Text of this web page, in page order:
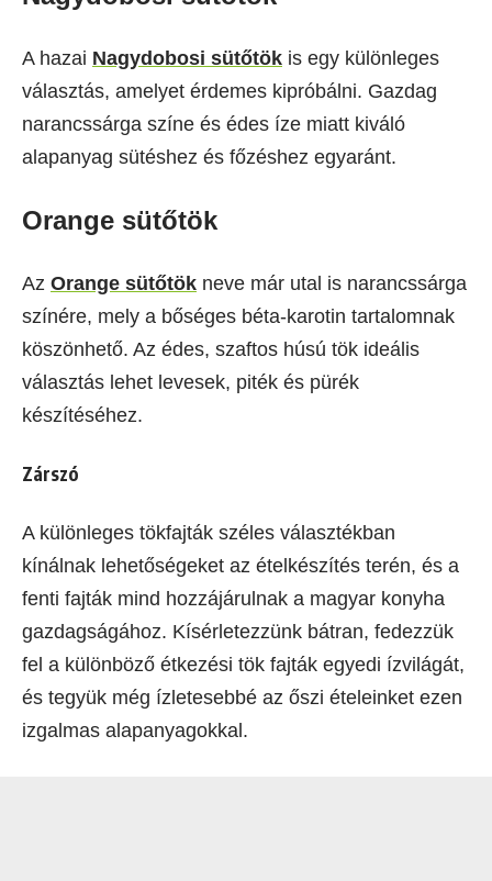
A hazai Nagydobosi sütőtök is egy különleges
választás, amelyet érdemes kipróbálni. Gazdag
narancssárga színe és édes íze miatt kiváló
alapanyag sütéshez és főzéshez egyaránt.
Orange sütőtök
Az Orange sütőtök neve már utal is narancssárga
színére, mely a bőséges béta-karotin tartalomnak
köszönhető. Az édes, szaftos húsú tök ideális
választás lehet levesek, piték és pürék
készítéséhez.
Zárszó
A különleges tökfajták széles választékban
kínálnak lehetőségeket az ételkészítés terén, és a
fenti fajták mind hozzájárulnak a magyar konyha
gazdagságához. Kísérletezzünk bátran, fedezzük
fel a különböző étkezési tök fajták egyedi ízvilágát,
és tegyük még ízletesebbé az őszi ételeinket ezen
izgalmas alapanyagokkal.